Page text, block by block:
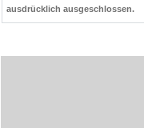
ausdrücklich ausgeschlossen.